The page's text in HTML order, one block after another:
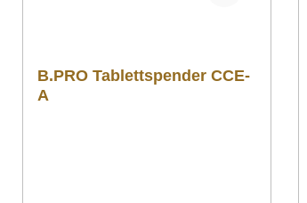
B.PRO Tablettspender CCE-
A